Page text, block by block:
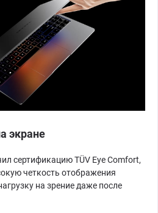
экране
сертификацию TÜV Eye Comfort,
четкость отображения
на зрение даже после